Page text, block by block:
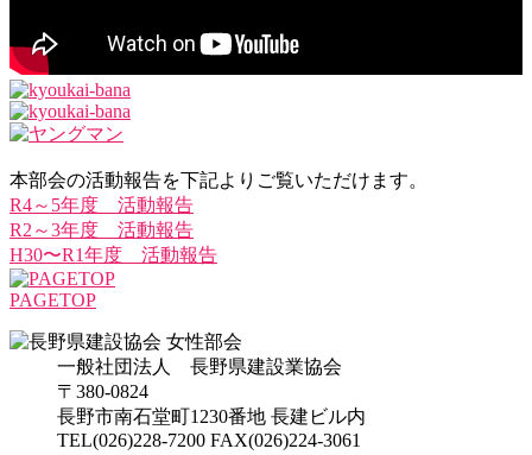
本部会の活動報告を下記よりご覧いただけます。
R4～5年度 活動報告
R2～3年度 活動報告
H30〜R1年度 活動報告
PAGETOP
一般社団法人 長野県建設業協会
〒380-0824
長野市南石堂町1230番地 長建ビル内
TEL(026)228-7200 FAX(026)224-3061